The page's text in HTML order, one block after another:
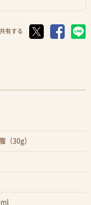
有する
（30g）